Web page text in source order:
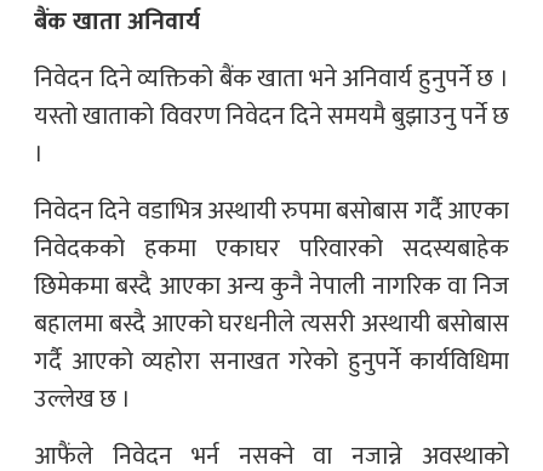
बैंक खाता अनिवार्य
निवेदन दिने व्यक्तिको बैंक खाता भने अनिवार्य हुनुपर्ने छ ।
यस्तो खाताको विवरण निवेदन दिने समयमै बुझाउनु पर्ने छ
।
निवेदन दिने वडाभित्र अस्थायी रुपमा बसोबास गर्दै आएका
निवेदकको हकमा एकाघर परिवारको सदस्यबाहेक
छिमेकमा बस्दै आएका अन्य कुनै नेपाली नागरिक वा निज
बहालमा बस्दै आएको घरधनीले त्यसरी अस्थायी बसोबास
गर्दै आएको व्यहोरा सनाखत गरेको हुनुपर्ने कार्यविधिमा
उल्लेख छ ।
आफैंले निवेदन भर्न नसक्ने वा नजान्ने अवस्थाको